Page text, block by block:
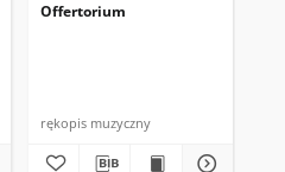
Offertorium
rękopis muzyczny